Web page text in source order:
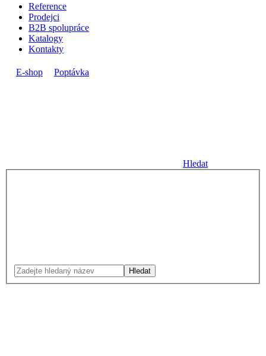
Reference
Prodejci
B2B spolupráce
Katalogy
Kontakty
E-shop Poptávka
Hledat
Hledat